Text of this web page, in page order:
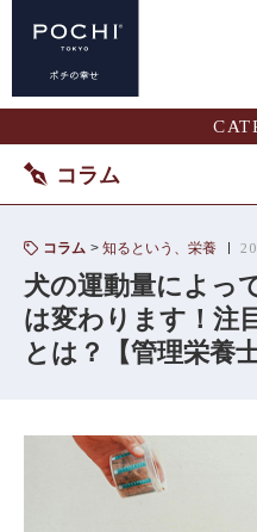
コラム
コラム 知るという、栄養
犬の運動量によっ
は変わります！注
とは？【管理栄養